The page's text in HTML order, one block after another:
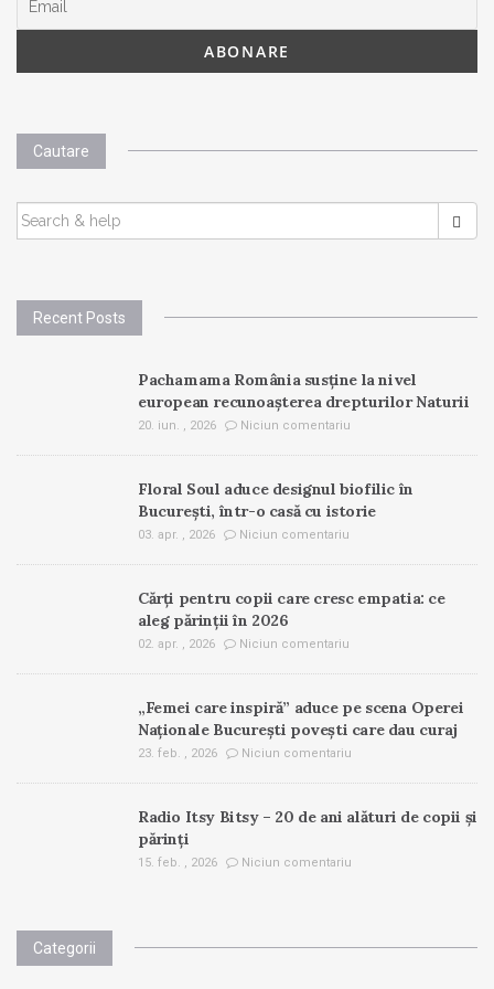
Cautare
SEARCH
FOR:
Recent Posts
Pachamama România susține la nivel
european recunoașterea drepturilor Naturii
20. iun. , 2026 Niciun comentariu
Floral Soul aduce designul biofilic în
București, într-o casă cu istorie
03. apr. , 2026 Niciun comentariu
Cărți pentru copii care cresc empatia: ce
aleg părinții în 2026
02. apr. , 2026 Niciun comentariu
„Femei care inspiră” aduce pe scena Operei
Naționale București povești care dau curaj
23. feb. , 2026 Niciun comentariu
Radio Itsy Bitsy – 20 de ani alături de copii și
părinți
15. feb. , 2026 Niciun comentariu
Categorii